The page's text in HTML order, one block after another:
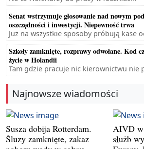
Senat wstrzymuje głosowanie nad nowym
oszczędności i inwestycji. Niepewność trwa
Już na wszystkie sposoby próbują kase
Szkoły zamknięte, rozprawy odwołane. Kod
życie w Holandii
Tam gdzie pracuje nic kierownictwu nie
Najnowsze wiadomości
Susza dobija Rotterdam.
Śluzy zamknięte, zakaz
AIVD
służb